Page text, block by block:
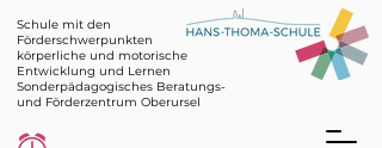
Schule mit den
Förderschwerpunkten
körperliche und motorische
Entwicklung und Lernen
Sonderpädagogisches Beratungs-
und Förderzentrum Oberursel